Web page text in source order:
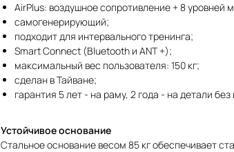
AirPlus: воздушное сопротивление + 8 уровней
самогенерирующий;
подходит для интервального тренинга;
Smart Connect (Bluetooth и ANT +);
максимальный вес пользователя: 150 кг;
сделан в Тайване;
гарантия 5 лет - на раму, 2 года - на детали без
Устойчивое основание
Стальное основание весом 85 кг обеспечивает